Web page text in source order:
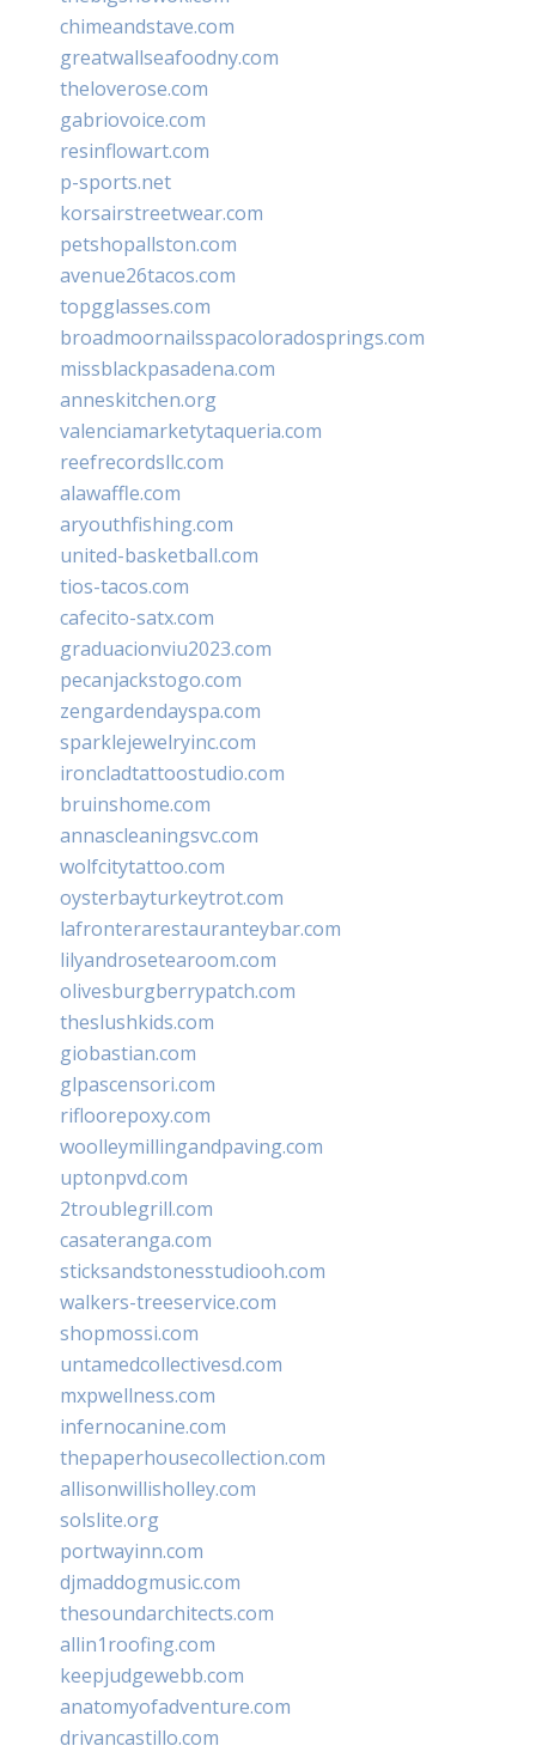
chimeandstave.com
greatwallseafoodny.com
theloverose.com
gabriovoice.com
resinflowart.com
p-sports.net
korsairstreetwear.com
petshopallston.com
avenue26tacos.com
topgglasses.com
broadmoornailsspacoloradosprings.com
missblackpasadena.com
anneskitchen.org
valenciamarketytaqueria.com
reefrecordsllc.com
alawaffle.com
aryouthfishing.com
united-basketball.com
tios-tacos.com
cafecito-satx.com
graduacionviu2023.com
pecanjackstogo.com
zengardendayspa.com
sparklejewelryinc.com
ironcladtattoostudio.com
bruinshome.com
annascleaningsvc.com
wolfcitytattoo.com
oysterbayturkeytrot.com
lafronterarestauranteybar.com
lilyandrosetearoom.com
olivesburgberrypatch.com
theslushkids.com
giobastian.com
glpascensori.com
rifloorepoxy.com
woolleymillingandpaving.com
uptonpvd.com
2troublegrill.com
casateranga.com
sticksandstonesstudiooh.com
walkers-treeservice.com
shopmossi.com
untamedcollectivesd.com
mxpwellness.com
infernocanine.com
thepaperhousecollection.com
allisonwillisholley.com
solslite.org
portwayinn.com
djmaddogmusic.com
thesoundarchitects.com
allin1roofing.com
keepjudgewebb.com
anatomyofadventure.com
drivancastillo.com